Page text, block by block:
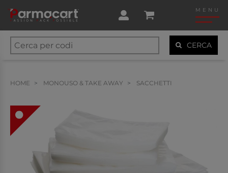
MENU
CERCA
HOME MONOUSO & TAKE AWAY SACCHETTI